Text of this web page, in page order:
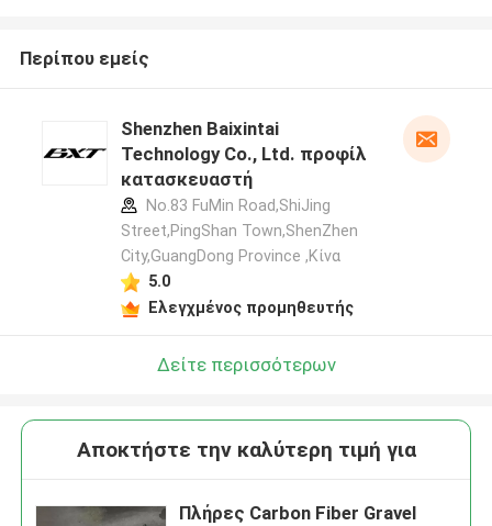
Περίπου εμείς
Shenzhen Baixintai
Technology Co., Ltd. προφίλ
κατασκευαστή
No.83 FuMin Road,ShiJing
Street,PingShan Town,ShenZhen
City,GuangDong Province ,Κίνα
5.0
Ελεγχμένος προμηθευτής
Δείτε περισσότερων
Αποκτήστε την καλύτερη τιμή για
Πλήρες Carbon Fiber Gravel